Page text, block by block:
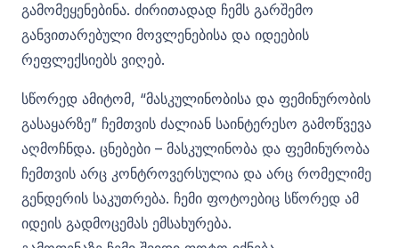
გამომეყენებინა. ძირითადად ჩემს გარშემო
განვითარებული მოვლენებისა და იდეების
რეფლექსიებს ვიღებ.
სწორედ ამიტომ, “მასკულინობისა და ფემინურობის
გასაყარზე” ჩემთვის ძალიან საინტერესო გამოწვევა
აღმოჩნდა. ცნებები – მასკულინობა და ფემინურობა
ჩემთვის არც კონტროვერსულია და არც რომელიმე
გენდერის საკუთრება. ჩემი ფოტოებიც სწორედ ამ
იდეის გადმოცემას ემსახურება.